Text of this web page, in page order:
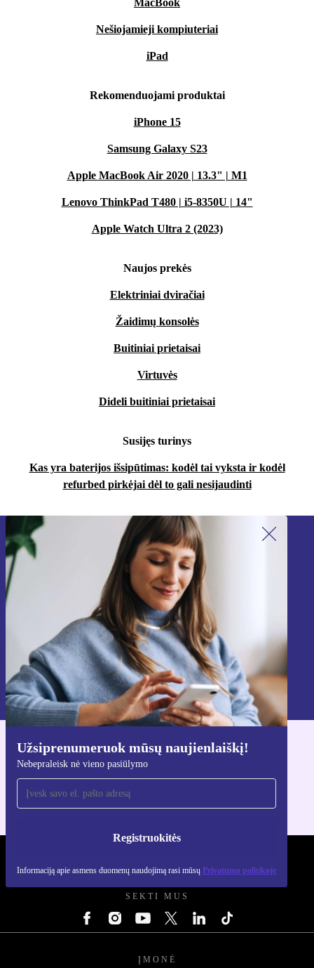
MacBook
Nešiojamieji kompiuteriai
iPad
Rekomenduojami produktai
iPhone 15
Samsung Galaxy S23
Apple MacBook Air 2020 | 13.3" | M1
Lenovo ThinkPad T480 | i5-8350U | 14"
Apple Watch Ultra 2 (2023)
Naujos prekės
Elektriniai dviračiai
Žaidimų konsolės
Buitiniai prietaisai
Virtuvės
Dideli buitiniai prietaisai
Susijęs turinys
Kas yra baterijos išsipūtimas: kodėl tai vyksta ir kodėl
refurbed pirkėjai dėl to gali nesijaudinti
Užsiprenumeruok mūsų naujienlaiškį!
Nebepraleisk nė vieno pasiūlymo
Registruokitės
Informaciją apie asmens duomenų naudojimą rasi mūsų Privatumo politikoje
Užsiprenumeruok mūsų naujienlaiškį!
Nebepraleisk nė vieno pasiūlymo.
Registruokitės
Informaciją apie asmens duomenų naudojimą rasi mūsų
Privatumo politikoje.
Atsisiųsti refurbed programėlę
Skirta iOS ir Android
SEKTI MUS
ĮMONĖ